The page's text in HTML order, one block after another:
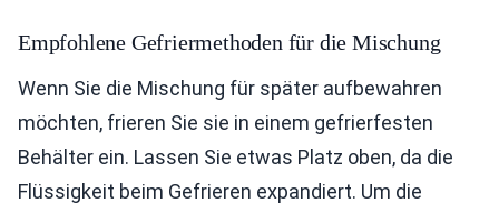
Empfohlene Gefriermethoden für die Mischung
Wenn Sie die Mischung für später aufbewahren
möchten, frieren Sie sie in einem gefrierfesten
Behälter ein. Lassen Sie etwas Platz oben, da die
Flüssigkeit beim Gefrieren expandiert. Um die